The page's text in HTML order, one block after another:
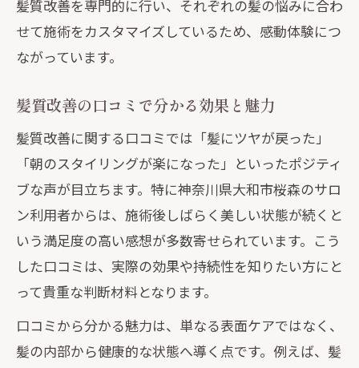
髪質改善の選び方と地域密着サロンの利
点
比較
髪質改善を受けた方のリアルな変化を紹
介
髪質改善サロンの技術力と安心ポイント
ダメージを防ぐための髪質改善ポイント
髪質改善でダメージを抑える施術選びの
秘訣
髪質改善と縮毛矯正の併用リスクとポイ
ント
髪質改善後のカラーやパーマとの相性解
髪質改善を専門的に行い、それぞれの髪の悩みに合わ
せて施術をカスタマイズしているため、感動体験につ
ながっています。
髪質改善の口コミで分かる効果と魅力
髪質改善に関する口コミでは「髪にツヤが戻った」
「朝のスタイリングが楽になった」といったポジティ
ブな声が目立ちます。特に神奈川県大和市桜森のサロ
ン利用者からは、施術後しばらく美しい状態が続くと
いう満足度の高い感想が多数寄せられています。こう
した口コミは、実際の効果や持続性を知りたい方にと
って貴重な判断材料となります。
口コミから分かる魅力は、単なる表面ケアではなく、
髪の内部から健康的な状態へ導く点です。例えば、髪